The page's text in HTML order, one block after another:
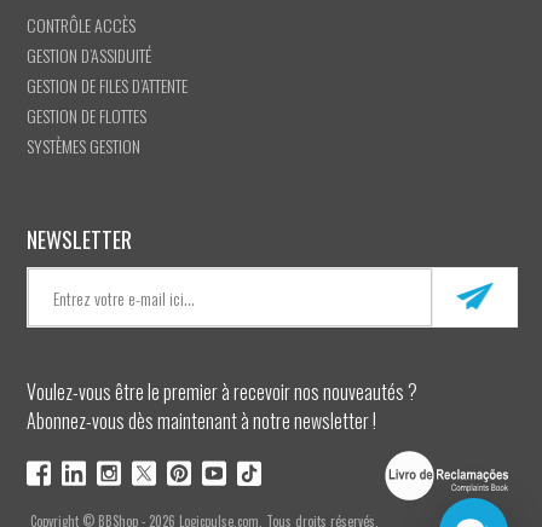
CONTRÔLE ACCÈS
GESTION D’ASSIDUITÉ
GESTION DE FILES D’ATTENTE
GESTION DE FLOTTES
SYSTÈMES GESTION
NEWSLETTER
Voulez-vous être le premier à recevoir nos nouveautés ?
Abonnez-vous dès maintenant à notre newsletter !
Copyright © BBShop - 2026 Logicpulse.com. Tous droits réservés.